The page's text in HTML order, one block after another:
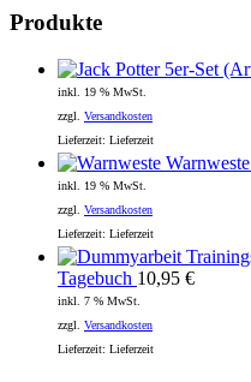
Produkte
inkl. 19 % MwSt.
zzgl. Versandkosten
Lieferzeit: Lieferzeit
Warnweste
inkl. 19 % MwSt.
zzgl. Versandkosten
Lieferzeit: Lieferzeit
Tagebuch 10,95 €
inkl. 7 % MwSt.
zzgl. Versandkosten
Lieferzeit: Lieferzeit